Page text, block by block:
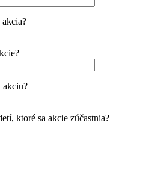
akciu?
ktoré sa akcie zúčastnia?